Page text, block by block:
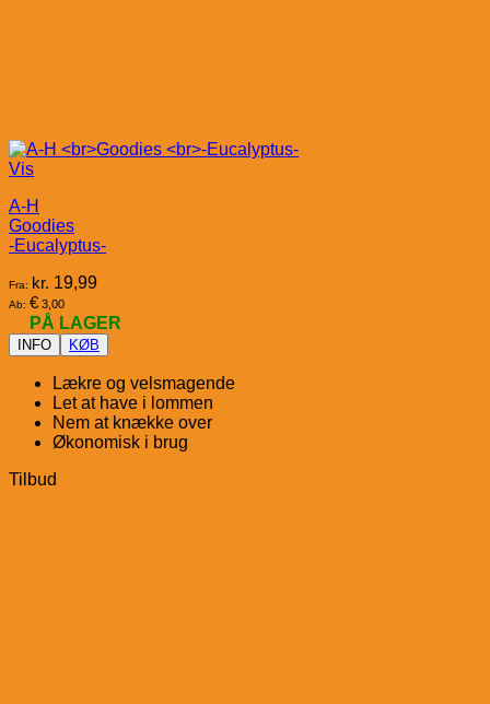
Vis
A-H
Goodies
-Eucalyptus-
Fra: kr. 19,99
Ab: € 3,00
PÅ LAGER
INFO KØB
Lækre og velsmagende
Let at have i lommen
Nem at knække over
Økonomisk i brug
Tilbud